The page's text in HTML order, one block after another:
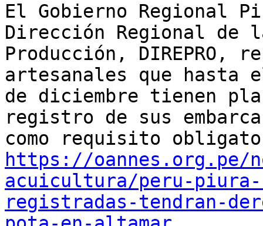
El Gobierno Regional
Dirección Regional de
Producción, DIREPRO,
artesanales que hasta
de diciembre tienen
registro de sus
https://oannes.org.pe/
acuicultura/peru-piura-
registradas-tendran-